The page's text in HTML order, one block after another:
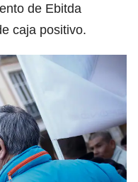
de Ebitda
caja positivo.